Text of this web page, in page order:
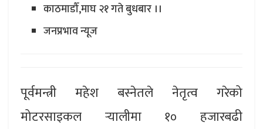
काठमाडौँ,माघ २१ गते बुधबार ।।
जनप्रभाव न्यूज
पूर्वमन्त्री महेश बस्नेतले नेतृत्व गरेको
मोटरसाइकल र्‍यालीमा १० हजारबढी